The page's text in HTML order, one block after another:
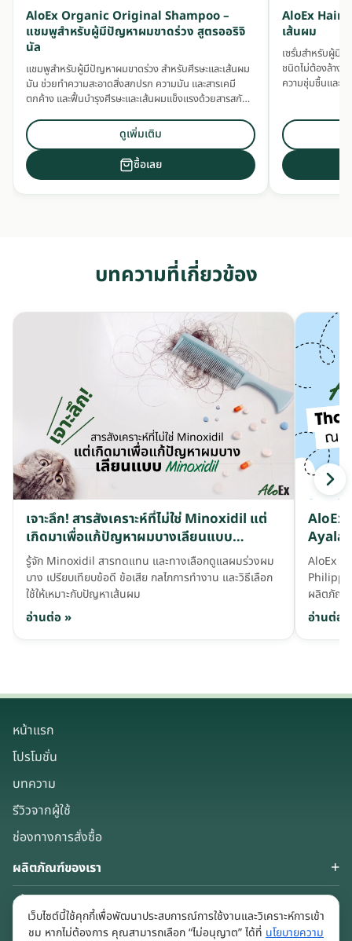
AloEx Organic Original Shampoo –
แชมพูสำหรับผู้มีปัญหาผมขาดร่วง สูตรออริจิ
นัล
แชมพูสำหรับผู้มีปัญหาผมขาดร่วง สำหรับศีรษะและเส้นผม
มัน ช่วยทำความสะอาดสิ่งสกปรก ความมัน และสารเคมี
ตกค้าง และฟื้นบำรุงศีรษะและเส้นผมแข็งแรงด้วยสารสกัด
ดูเพิ่มเติม
ซื้อเลย
AloEx Hair
เส้นผม
เซรั่มสำหรับผู้มี
ชนิดไม่ต้องล้างอ
ความชุ่มชื้นและส
บทความที่เกี่ยวข้อง
เจาะลึก! สารสังเคราะห์ที่ไม่ใช่ Minoxidil แต่
เกิดมาเพื่อแก้ปัญหาผมบางเลียนแบบ
Minoxidil
รู้จัก Minoxidil สารทดแทน และทางเลือกดูแลผมร่วงผม
บาง เปรียบเทียบข้อดี ข้อเสีย กลไกการทำงาน และวิธีเลือก
ใช้ให้เหมาะกับปัญหาเส้นผม
อ่านต่อ »
AloEx
Ayala
AloEx ร่
ผลิตภัณฑ์
อ่านต่อ
หน้าแรก
โปรโมชั่น
บทความ
รีวิวจากผู้ใช้
ช่องทางการสั่งซื้อ
ผลิตภัณฑ์ของเรา
เกี่ยวกับเรา
Keep in touch
เว็บไซต์นี้ใช้คุกกี้เพื่อพัฒนาประสบการณ์การใช้งานและวิเคราะห์การเข้า
ชม หากไม่ต้องการ คุณสามารถเลือก “ไม่อนุญาต” ได้ที่ นโยบายความ